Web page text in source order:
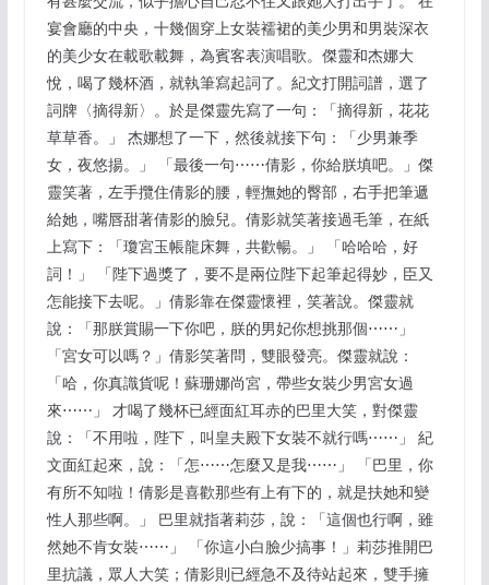
宴會廳的中央，十幾個穿上女裝襦裙的美少男和男裝深衣
的美少女在載歌載舞，為賓客表演唱歌。傑靈和杰娜大
悅，喝了幾杯酒，就執筆寫起詞了。紀文打開詞譜，選了
詞牌〈摘得新〉。於是傑靈先寫了一句：「摘得新，花花
草草香。」 杰娜想了一下，然後就接下句：「少男兼季
女，夜悠揚。」 「最後一句⋯⋯倩影，你給朕填吧。」傑
靈笑著，左手攬住倩影的腰，輕撫她的臀部，右手把筆遞
給她，嘴唇甜著倩影的臉兒。倩影就笑著接過毛筆，在紙
上寫下：「瓊宮玉帳龍床舞，共歡暢。」 「哈哈哈，好
詞！」 「陛下過獎了，要不是兩位陛下起筆起得妙，臣又
怎能接下去呢。」倩影靠在傑靈懷裡，笑著說。傑靈就
說：「那朕賞賜一下你吧，朕的男妃你想挑那個⋯⋯」
「宮女可以嗎？」倩影笑著問，雙眼發亮。傑靈就說：
「哈，你真識貨呢！蘇珊娜尚宮，帶些女裝少男宮女過
來⋯⋯」 才喝了幾杯已經面紅耳赤的巴里大笑，對傑靈
說：「不用啦，陛下，叫皇夫殿下女裝不就行嗎⋯⋯」 紀
文面紅起來，說：「怎⋯⋯怎麼又是我⋯⋯」 「巴里，你
有所不知啦！倩影是喜歡那些有上有下的，就是扶她和變
性人那些啊。」 巴里就指著莉莎，說：「這個也行啊，雖
然她不肯女裝⋯⋯」 「你這小白臉少搞事！」莉莎推開巴
里抗議，眾人大笑；倩影則已經急不及待站起來，雙手擁